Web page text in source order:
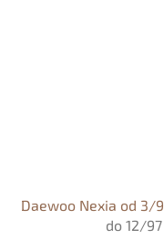
Daewoo Nexia od 3/
do 12/